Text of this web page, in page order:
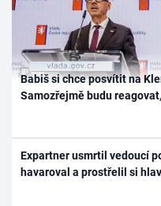
Babiš si chce posvítit na
Samozřejmě budu
Expartner usmrtil vedoucí
havaroval a prostřelil si